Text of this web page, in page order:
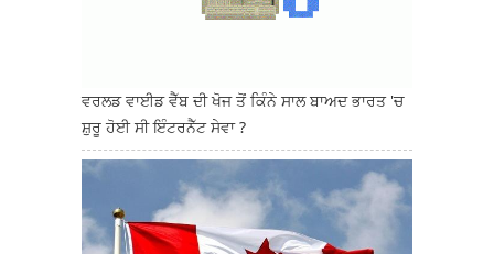
ਵਰਲਡ ਵਾਈਡ ਵੈੱਬ ਦੀ ਖੋਜ ਤੋਂ ਕਿੰਨੇ ਸਾਲ ਬਾਅਦ ਭਾਰਤ 'ਚ
ਸ਼ੁਰੂ ਹੋਈ ਸੀ ਇੰਟਰਨੈੱਟ ਸੇਵਾ ?